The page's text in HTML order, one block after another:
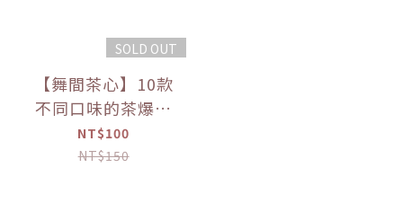
SOLD OUT
【舞間茶心】10款
不同口味的茶爆米
花 60g 【優惠限
定】
NT$100
NT$150